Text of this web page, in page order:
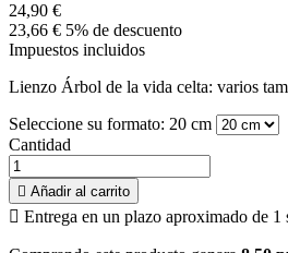
24,90 €
23,66 € 5% de descuento
Impuestos incluidos
Lienzo Árbol de la vida celta: varios
Seleccione su formato: 20 cm
Cantidad
 Añadir al carrito
 Entrega en un plazo aproximado de 1